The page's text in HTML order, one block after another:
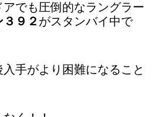
でも圧倒的なラングラー
９２ がスタンバイ中で
手がより困難になること